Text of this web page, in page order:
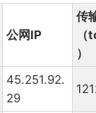
公网IP
传
）
45.251.92.
29